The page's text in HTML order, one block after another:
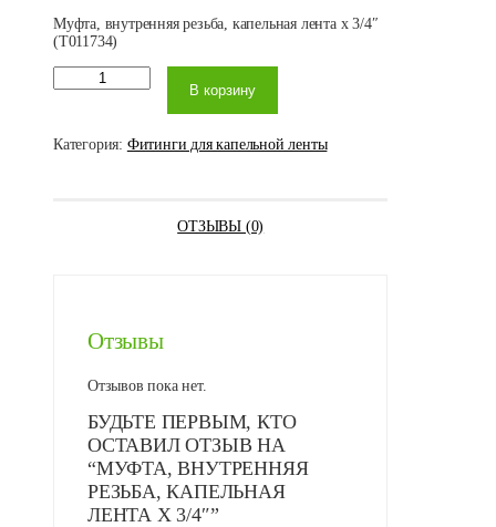
Муфта, внутренняя резьба, капельная лента х 3/4″
(T011734)
Количество
товара
резьба,
В корзину
Категория: Фитинги для капельной ленты
ОТЗЫВЫ (0)
Отзывы
Отзывов пока нет.
БУДЬТЕ ПЕРВЫМ, КТО
ОСТАВИЛ ОТЗЫВ НА
“МУФТА, ВНУТРЕННЯЯ
РЕЗЬБА, КАПЕЛЬНАЯ
ЛЕНТА Х 3/4″”